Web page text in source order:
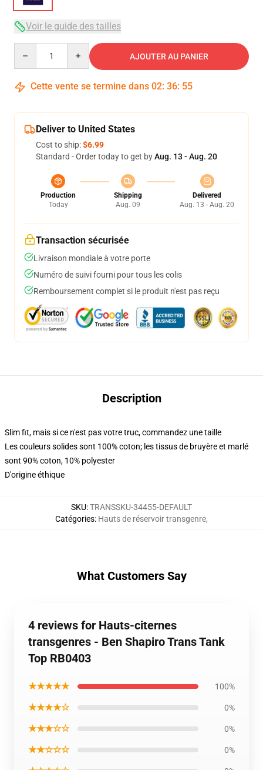
Voir le guide des tailles
AJOUTER AU PANIER
Cette vente se termine dans 02: 36: 54
Deliver to United States
Cost to ship:$6.99
Standard - Order today to get byAug. 13 - Aug. 20
Production
Today
Shipping
Aug. 09
Delivered
Aug. 13 - Aug. 20
Transaction sécurisée
Livraison mondiale à votre porte
Numéro de suivi fourni pour tous les colis
Remboursement complet si le produit n'est pas reçu
Description
Slim fit, mais si ce n'est pas votre truc, commandez une taille
Les couleurs solides sont 100% coton; les tissus de bruyère et marlé
sont 90% coton, 10% polyester
D'origine éthique
SKU:TRANSSKU-34455-DEFAULT
Catégories: Hauts de réservoir transgenre,
What Customers Say
4 reviews for Hauts-citernes
transgenres - Ben Shapiro Trans Tank
Top RB0403
★★★★★ 100%
★★★★☆ 0%
★★★☆☆ 0%
★★☆☆☆ 0%